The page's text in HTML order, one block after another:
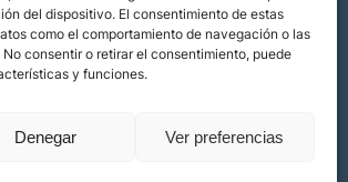
del dispositivo. El consentimiento de estas
como el comportamiento de navegación o las
consentir o retirar el consentimiento, puede
y funciones.
Denegar Ver preferencias